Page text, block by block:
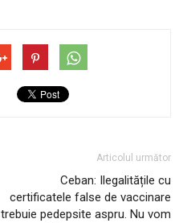
Articolul următor
Ceban: Ilegalitățile cu
certificatele false de vaccinare
trebuie pedepsite aspru. Nu vom